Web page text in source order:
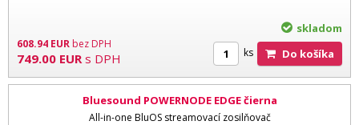
608.94 EURbez DPH
749.00 EUR s DPH
skladom
ks Do košíka
Bluesound POWERNODE EDGE čierna
All-in-one BluOS streamovací zosilňovač